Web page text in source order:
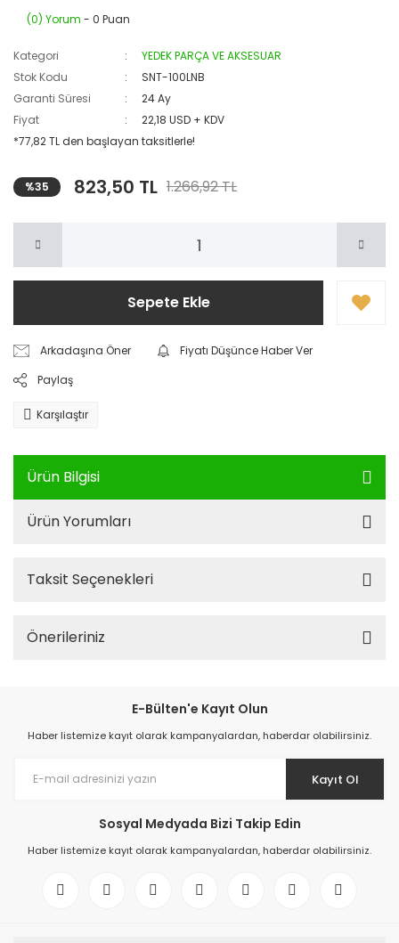
(0) Yorum - 0 Puan
Kategori
YEDEK PARÇA VE AKSESUAR
Stok Kodu
SNT-100LNB
Garanti Süresi
24 Ay
Fiyat
22,18 USD + KDV
*77,82 TL den başlayan taksitlerle!
%35 823,50 TL 1.266,92 TL
Sepete Ekle
Arkadaşına Öner
Fiyatı Düşünce Haber Ver
Paylaş
Karşılaştır
Ürün Bilgisi
Ürün Yorumları
Taksit Seçenekleri
Önerileriniz
E-Bülten'e Kayıt Olun
Haber listemize kayıt olarak kampanyalardan, haberdar olabilirsiniz.
Kayıt Ol
Sosyal Medyada Bizi Takip Edin
Haber listemize kayıt olarak kampanyalardan, haberdar olabilirsiniz.